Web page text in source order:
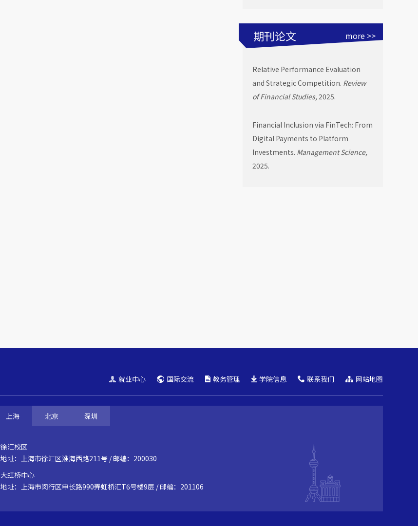
期刊论文 more >>
Relative Performance Evaluation
and Strategic Competition. Review
of Financial Studies,2025.
Financial Inclusion via FinTech: From
Digital Payments to Platform
Investments. Management Science,
2025.
就业中心 国际交流 教务管理 学院信息 联系我们 网站地图
上海 北京 深圳
徐汇校区
地址：上海市徐汇区淮海西路211号 / 邮编：200030
大虹桥中心
地址：上海市闵行区申长路990弄虹桥汇T6号楼9层 / 邮编：201106